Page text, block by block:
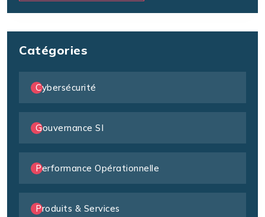
Catégories
Cybersécurité
Gouvernance SI
Performance Opérationnelle
Produits & Services